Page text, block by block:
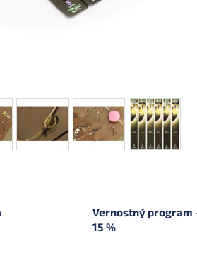
Vernostný program
15 %